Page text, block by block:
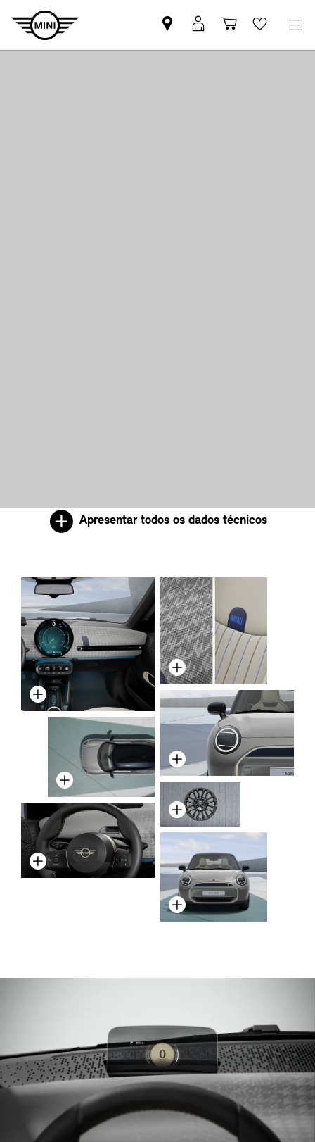
Pesquisar
parceiro
Iniciar
sessão
Carrinho
de
Wishlist
Apresentar todos os dados técnicos